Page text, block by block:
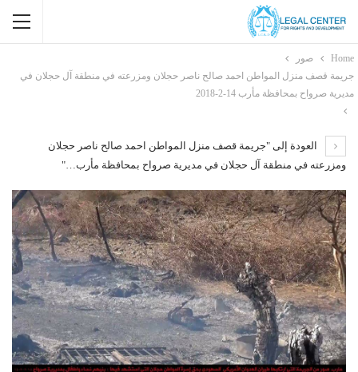
Home
صور
جريمة قصف منزل المواطن احمد صالح ناصر حجلان ومزرعته في منطقة آل حجلان في
مديرية صرواح بمحافظة مأرب 14-2-2018
العودة إلى "جريمة قصف منزل المواطن احمد صالح ناصر حجلان
ومزرعته في منطقة آل حجلان في مديرية صرواح بمحافظة مأرب…"